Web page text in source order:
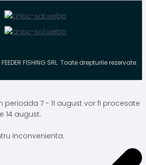
FISHING SRL. Toate drepturile rezervate.
perioada 7 - 11 august vor fi procesate
14 august.
inconvenienta.